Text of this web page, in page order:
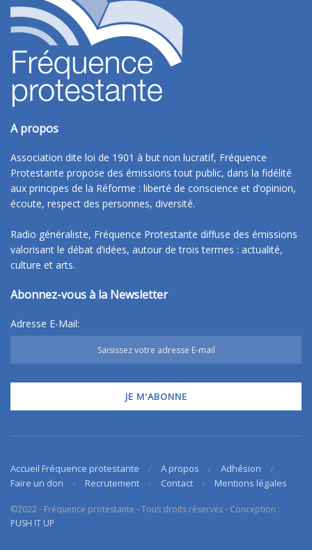
A propos
Association dite loi de 1901 à but non lucratif, Fréquence
Protestante propose des émissions tout public, dans la fidélité
aux principes de la Réforme : liberté de conscience et d’opinion,
écoute, respect des personnes, diversité.
Radio généraliste, Fréquence Protestante diffuse des émissions
valorisant le débat d’idées, autour de trois termes : actualité,
culture et arts.
Abonnez-vous à la Newsletter
Adresse E-Mail:
Accueil Fréquence protestante A propos
Adhésion
Faire un don
Recrutement Contact Mentions légales
©2022 - Fréquence protestante - Tous droits réservés - Conception :
PUSH IT UP